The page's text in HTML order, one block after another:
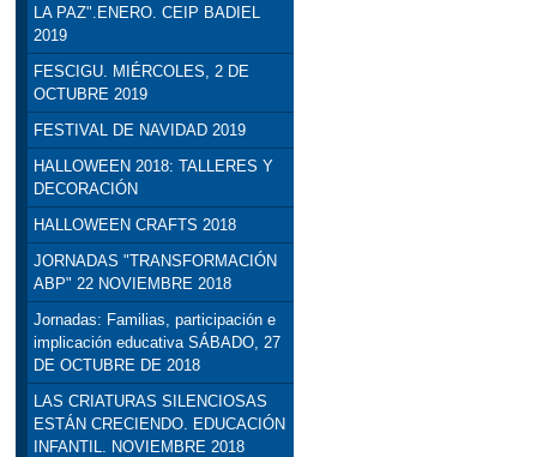
LA PAZ".ENERO. CEIP BADIEL
2019
FESCIGU. MIÉRCOLES, 2 DE
OCTUBRE 2019
FESTIVAL DE NAVIDAD 2019
HALLOWEEN 2018: TALLERES Y
DECORACIÓN
HALLOWEEN CRAFTS 2018
JORNADAS "TRANSFORMACIÓN
ABP" 22 NOVIEMBRE 2018
Jornadas: Familias, participación e
implicación educativa SÁBADO, 27
DE OCTUBRE DE 2018
LAS CRIATURAS SILENCIOSAS
ESTÁN CRECIENDO. EDUCACIÓN
INFANTIL. NOVIEMBRE 2018